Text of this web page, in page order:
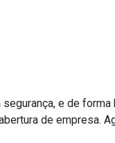
segurança, e de
de empresa.